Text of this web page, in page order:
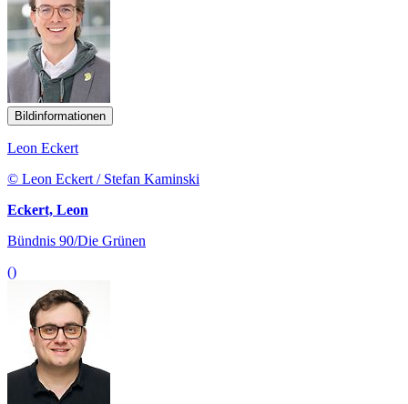
Bildinformationen
Leon Eckert
© Leon Eckert / Stefan Kaminski
Eckert, Leon
Bündnis 90/Die Grünen
()